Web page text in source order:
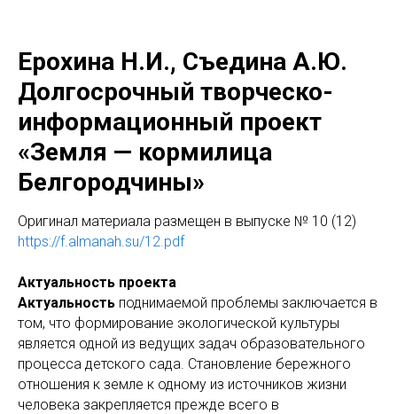
Ерохина Н.И., Съедина А.Ю.
Долгосрочный творческо-
информационный проект
«Земля — кормилица
Белгородчины»
Оригинaл материала размещен в выпуске № 10 (12)
https://f.almanah.su/12.pdf
Актуальность проекта
Актуальность поднимаемой проблемы заключается в
том, что формирование экологической культуры
является одной из ведущих задач образовательного
процесса детского сада. Становление бережного
отношения к земле к одному из источников жизни
человека закрепляется прежде всего в